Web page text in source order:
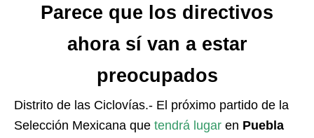
Parece que los directivos
ahora sí van a estar
preocupados
Distrito de las Ciclovías.- El próximo partido de la
Selección Mexicana que tendrá lugar en Puebla